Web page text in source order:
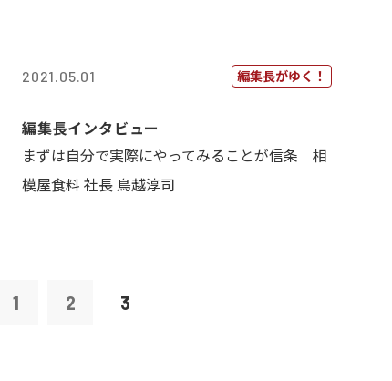
2021.05.01 編集長がゆく！
編集長インタビュー
まずは自分で実際にやってみることが信条 相
模屋食料 社長 鳥越淳司
1 2 3